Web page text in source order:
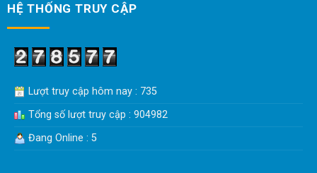
HỆ THỐNG TRUY CẬP
Lượt truy cập hôm nay : 735
Tổng số lượt truy cập : 904982
Đang Online : 5